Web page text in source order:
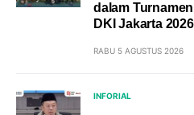
dalam
DKI Jakarta 2026
RABU 5 AGUSTUS 2026
INFORIAL